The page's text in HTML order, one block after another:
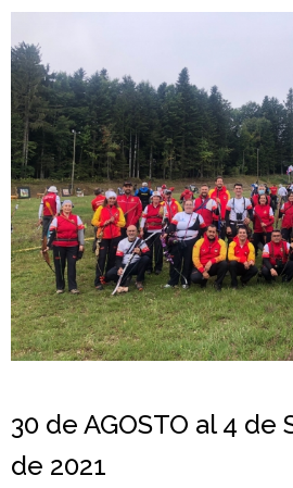
30 de AGOSTO al 4 de
de 2021